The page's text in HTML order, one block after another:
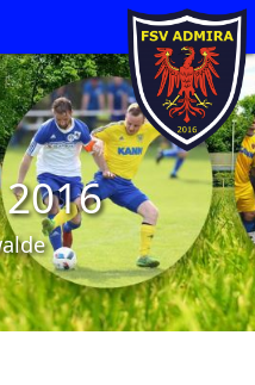
2016